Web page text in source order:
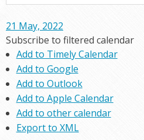
21 May, 2022
Subscribe to filtered calendar
Add to Timely Calendar
Add to Google
Add to Outlook
Add to Apple Calendar
Add to other calendar
Export to XML